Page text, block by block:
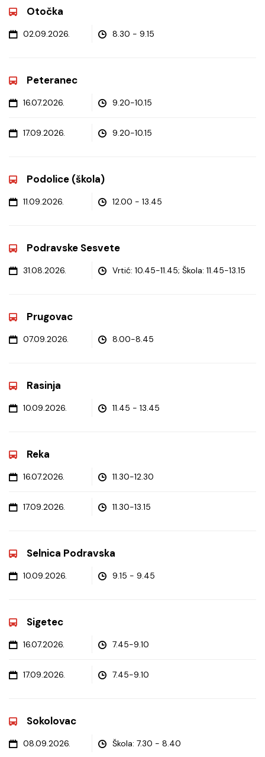
Otočka
02.09.2026. 8.30 - 9.15
Peteranec
16.07.2026. 9.20-10.15
17.09.2026. 9.20-10.15
Podolice (škola)
11.09.2026. 12.00 - 13.45
Podravske Sesvete
31.08.2026. Vrtić: 10.45-11.45; Škola: 11.45-13.15
Prugovac
07.09.2026. 8.00-8.45
Rasinja
10.09.2026. 11.45 - 13.45
Reka
16.07.2026. 11.30-12.30
17.09.2026. 11.30-13.15
Selnica Podravska
10.09.2026. 9.15 - 9.45
Sigetec
16.07.2026. 7.45-9.10
17.09.2026. 7.45-9.10
Sokolovac
08.09.2026. Škola: 7.30 - 8.40